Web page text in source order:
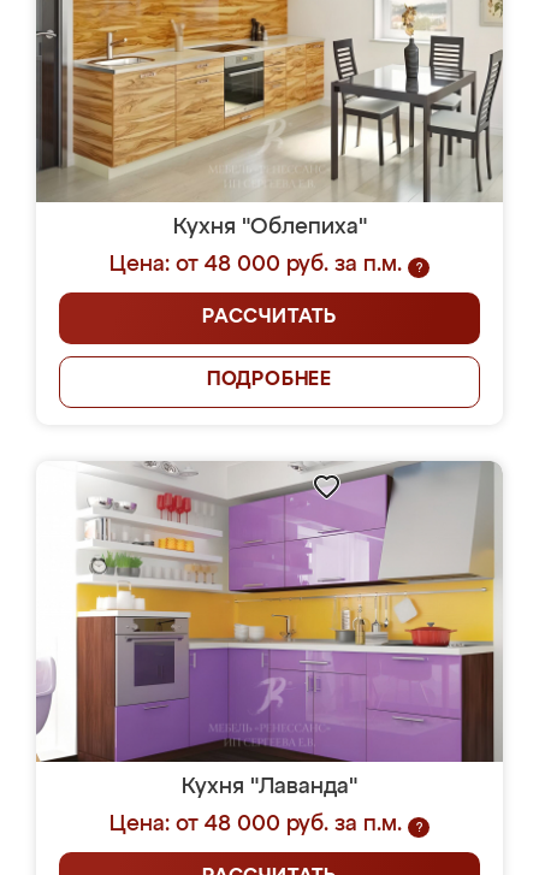
Кухня "Облепиха"
Цена: от 48 000 руб. за п.м.
?
РАССЧИТАТЬ
ПОДРОБНЕЕ
Кухня "Лаванда"
Цена: от 48 000 руб. за п.м.
?